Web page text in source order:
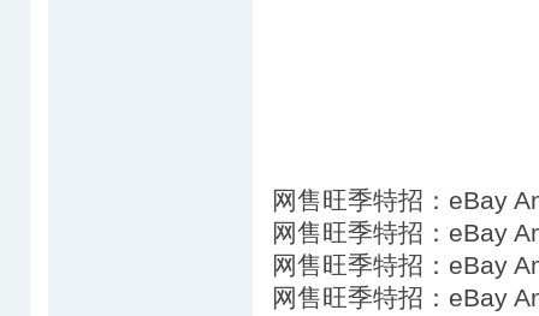
网售旺季特招：eBay
网售旺季特招：eBay
网售旺季特招：eBay
网售旺季特招：eBay